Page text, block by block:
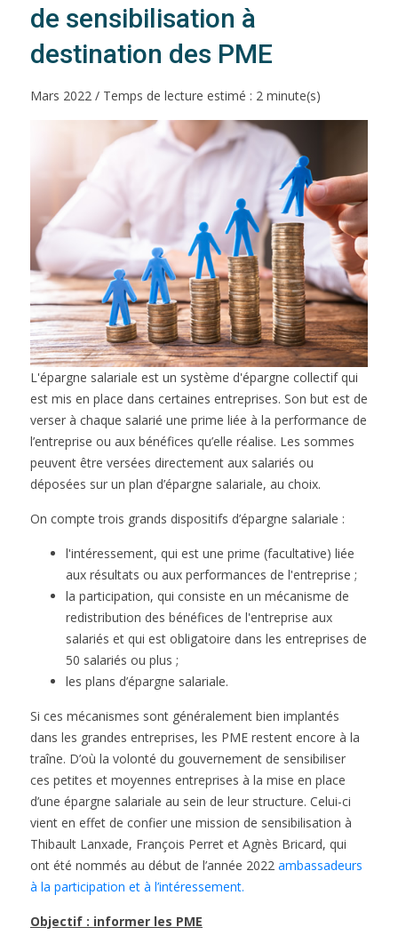
de sensibilisation à
destination des PME
Mars 2022 / Temps de lecture estimé : 2 minute(s)
L'épargne salariale est un système d'épargne collectif qui
est mis en place dans certaines entreprises. Son but est de
verser à chaque salarié une prime liée à la performance de
l’entreprise ou aux bénéfices qu’elle réalise. Les sommes
peuvent être versées directement aux salariés ou
déposées sur un plan d’épargne salariale, au choix.
On compte trois grands dispositifs d’épargne salariale :
l'intéressement, qui est une prime (facultative) liée
aux résultats ou aux performances de l'entreprise ;
la participation, qui consiste en un mécanisme de
redistribution des bénéfices de l'entreprise aux
salariés et qui est obligatoire dans les entreprises de
50 salariés ou plus ;
les plans d’épargne salariale.
Si ces mécanismes sont généralement bien implantés
dans les grandes entreprises, les PME restent encore à la
traîne. D’où la volonté du gouvernement de sensibiliser
ces petites et moyennes entreprises à la mise en place
d’une épargne salariale au sein de leur structure. Celui-ci
vient en effet de confier une mission de sensibilisation à
Thibault Lanxade, François Perret et Agnès Bricard, qui
ont été nommés au début de l’année 2022 ambassadeurs
à la participation et à l’intéressement.
Objectif : informer les PME